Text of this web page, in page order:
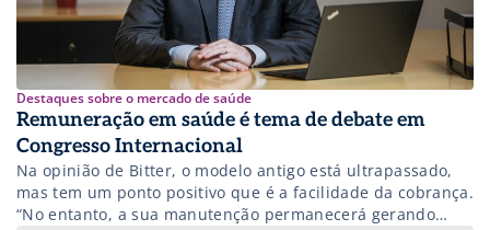
Destaques sobre o mercado de saúde
Remuneração em saúde é tema de debate em
Congresso Internacional
Na opinião de Bitter, o modelo antigo está ultrapassado,
mas tem um ponto positivo que é a facilidade da cobrança.
“No entanto, a sua manutenção permanecerá gerando